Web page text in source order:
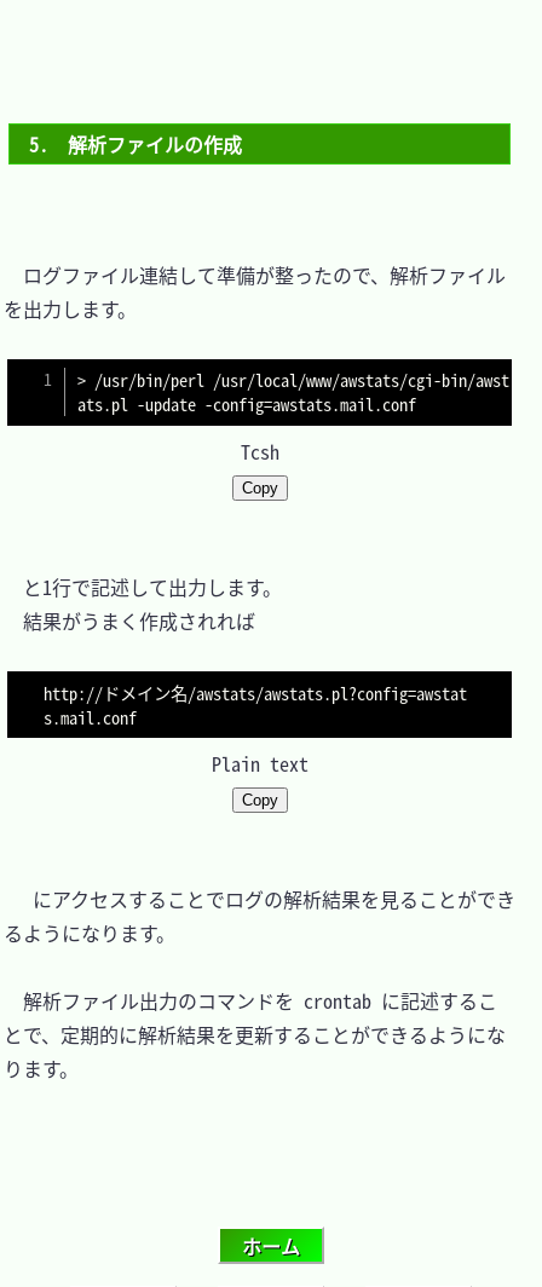
5.　解析ファイルの作成
ログファイル連結して準備が整ったので、解析ファイル
を出力します。
> /usr/bin/perl /usr/local/www/awstats/cgi-bin/awst
ats.pl -update -config=awstats.mail.conf
Tcsh
Copy
と1行で記述して出力します。
結果がうまく作成されれば
http://ドメイン名/awstats/awstats.pl?config=awstat
s.mail.conf
Plain text
Copy
にアクセスすることでログの解析結果を見ることができ
るようになります。
解析ファイル出力のコマンドを crontab に記述するこ
とで、定期的に解析結果を更新することができるようにな
ります。